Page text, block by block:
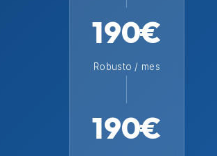
190€
Robusto / mes
190€